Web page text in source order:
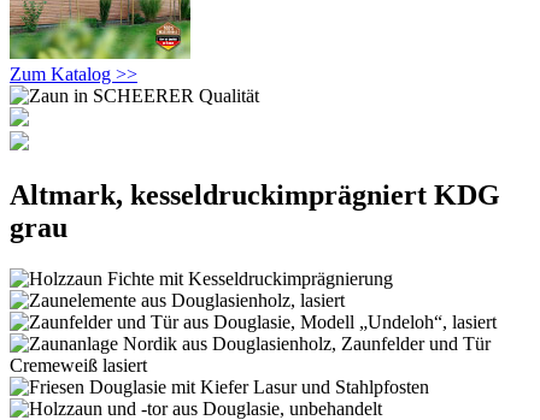
Zum Katalog >>
Altmark, kesseldruckimprägniert KDG
grau